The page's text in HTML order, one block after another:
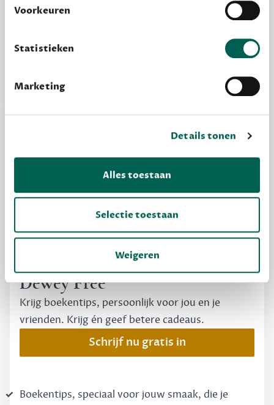
Voorkeuren
Statistieken
Marketing
Details tonen
Alles toestaan
Selectie toestaan
Weigeren
Word een bovengemiddelde lezer met 6 boeken
kijken of het zou bevallen (maar dit hoeft niet)
MAAK GRATIS KENNIS
Dewey Free
Krijg boekentips, persoonlijk voor jou en je
vrienden. Krijg én geef betere cadeaus.
Schrijf nu gratis in
Boekentips, speciaal voor jouw smaak, die je